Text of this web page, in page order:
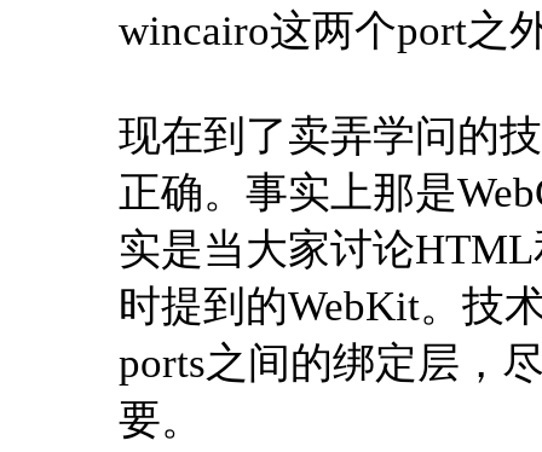
wincairo这两个port之
现在到了卖弄学问的
正确。事实上那是
实是当大家讨论
时提到的WebKit。技
ports之间的绑定层，
要。